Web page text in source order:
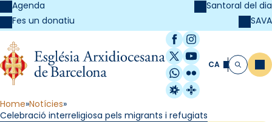
Agenda
Fes un donatiu
Santoral del dia
SAVA
Facebook
Instagram
X / Twitter
YouTube
WhatsApp
Flickr
Radio Estel
Catalunya
CA Cerca
Home Notícies
Celebració interreligiosa pels migrants i refugiats